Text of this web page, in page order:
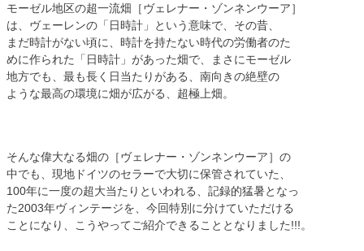
モーゼル地区の超一流畑［ヴェレナー・ゾンネンウーア］
は、ヴェーレンの「日時計」という意味で、その昔、
まだ時計がない頃に、時計を持たない時代の労働者のた
めに作られた「日時計」があった畑で、まさにモーゼル
地方でも、最も長く日当たりがある、南向きの絶壁の
ような最高の環境に畑が広がる、超極上畑。
そんな偉大なる畑の［ヴェレナー・ゾンネンウーア］の
中でも、現地ドイツのセラーで大切に保管されていた、
100年に一度の超大当たりといわれる、記録的猛暑となっ
た2003年ヴィンテージを、今回特別に分けていただける
ことになり、こうやってご紹介できることとなりました!!!。